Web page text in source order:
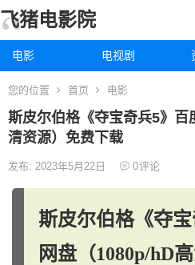
飞猪电影院
电影 电视剧
您的位置 首页 电影
斯皮尔伯格《夺宝奇兵5》
清资源）免费下载
发布: 2023年5月22日 0评论
斯皮尔伯格《夺
网盘（1080p/hD